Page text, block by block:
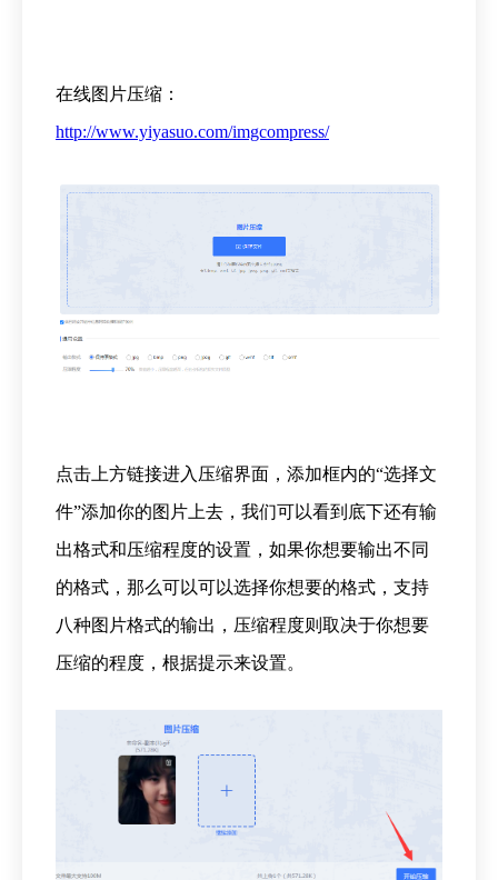
在线图片压缩：
http://www.yiyasuo.com/imgcompress/
点击上方链接进入压缩界面，添加框内的“选择文
件”添加你的图片上去，我们可以看到底下还有输
出格式和压缩程度的设置，如果你想要输出不同
的格式，那么可以可以选择你想要的格式，支持
八种图片格式的输出，压缩程度则取决于你想要
压缩的程度，根据提示来设置。